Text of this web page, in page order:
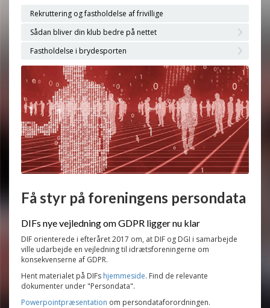
Rekruttering og fastholdelse af frivillige
Sådan bliver din klub bedre på nettet
Fastholdelse i brydesporten
Få styr på foreningens persondata
DIFs nye vejledning om GDPR ligger nu klar
DIF orienterede i efteråret 2017 om, at DIF og DGI i samarbejde
ville udarbejde en vejledning til idrætsforeningerne om
konsekvenserne af GDPR.
Hent materialet på DIFs hjemmeside. Find de relevante
dokumenter under "Persondata".
Powerpointpræsentation om persondataforordningen.